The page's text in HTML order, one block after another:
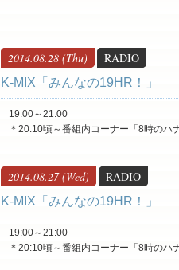
2014.08.28 (Thu) RADIO
K-MIX「みんなの19HR！」
19:00～21:00
＊20:10頃～番組内コーナー「8時のハ
2014.08.27 (Wed) RADIO
K-MIX「みんなの19HR！」
19:00～21:00
＊20:10頃～番組内コーナー「8時のハ